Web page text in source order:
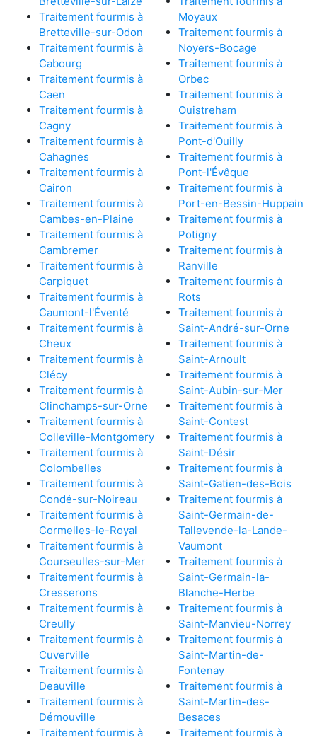
Traitement fourmis à
Bretteville-sur-Odon
Traitement fourmis à
Cabourg
Traitement fourmis à
Caen
Traitement fourmis à
Cagny
Traitement fourmis à
Cahagnes
Traitement fourmis à
Cairon
Traitement fourmis à
Cambes-en-Plaine
Traitement fourmis à
Cambremer
Traitement fourmis à
Carpiquet
Traitement fourmis à
Caumont-l'Éventé
Traitement fourmis à
Cheux
Traitement fourmis à
Clécy
Traitement fourmis à
Clinchamps-sur-Orne
Traitement fourmis à
Colleville-Montgomery
Traitement fourmis à
Colombelles
Traitement fourmis à
Condé-sur-Noireau
Traitement fourmis à
Cormelles-le-Royal
Traitement fourmis à
Courseulles-sur-Mer
Traitement fourmis à
Cresserons
Traitement fourmis à
Creully
Traitement fourmis à
Cuverville
Traitement fourmis à
Deauville
Traitement fourmis à
Démouville
Traitement fourmis à
Moyaux
Traitement fourmis à
Noyers-Bocage
Traitement fourmis à
Orbec
Traitement fourmis à
Ouistreham
Traitement fourmis à
Pont-d'Ouilly
Traitement fourmis à
Pont-l'Évêque
Traitement fourmis à
Port-en-Bessin-Huppain
Traitement fourmis à
Potigny
Traitement fourmis à
Ranville
Traitement fourmis à
Rots
Traitement fourmis à
Saint-André-sur-Orne
Traitement fourmis à
Saint-Arnoult
Traitement fourmis à
Saint-Aubin-sur-Mer
Traitement fourmis à
Saint-Contest
Traitement fourmis à
Saint-Désir
Traitement fourmis à
Saint-Gatien-des-Bois
Traitement fourmis à
Saint-Germain-de-
Tallevende-la-Lande-
Vaumont
Traitement fourmis à
Saint-Germain-la-
Blanche-Herbe
Traitement fourmis à
Saint-Manvieu-Norrey
Traitement fourmis à
Saint-Martin-de-
Fontenay
Traitement fourmis à
Saint-Martin-des-
Besaces
Traitement fourmis à